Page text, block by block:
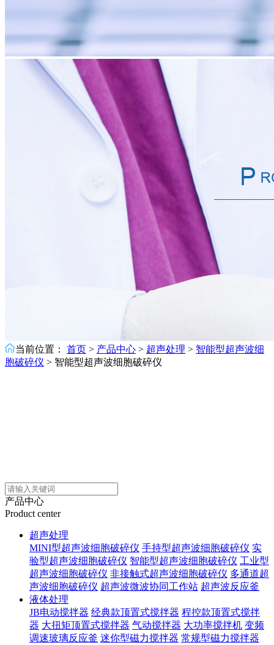
当前位置： 首页 > 产品中心 > 超声处理 > 智能型超声波细
胞破碎仪 > 智能型超声波细胞破碎仪
产品中心
Product center
超声处理
MINI型超声波细胞破碎仪 手持型超声波细胞破碎仪 实
验型超声波细胞破碎仪 智能型超声波细胞破碎仪 工业型
超声波细胞破碎仪 非接触式超声波细胞破碎仪 多通道超
声波细胞破碎仪 超声波微波协同工作站 超声波反应釜
液体处理
JB电动搅拌器 经典款顶置式搅拌器 程控款顶置式搅拌
器 大扭矩顶置式搅拌器 气动搅拌器 大功率搅拌机 变频
调速玻璃反应釜 迷你型磁力搅拌器 常规型磁力搅拌器